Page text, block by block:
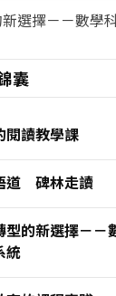
選擇－－數學
囊
閱讀教學課
道 碑林走讀
型的新選擇－－
統